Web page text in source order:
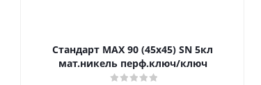
Стандарт MAX 90 (45х45) SN 5кл
мат.никель перф.ключ/ключ